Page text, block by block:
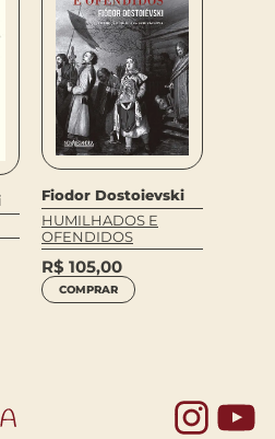
Fiodor Dostoievski
HUMILHADOS E
OFENDIDOS
R$ 105,00
COMPRAR